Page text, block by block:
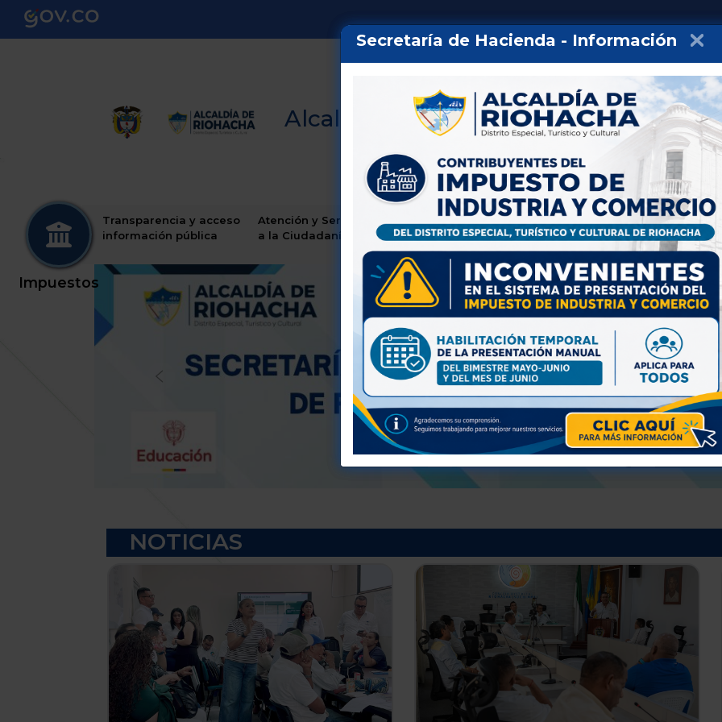
Alcaldía Distrital deRiohacha
Transparencia y acceso
información pública
Atención y Servicios
a la Ciudadanía
Participa Mi Distrito Nuestra alcaldía
Previous
Impuesto Predial
Secretaría de Hacienda - Información
NOTICIAS
Impuestos